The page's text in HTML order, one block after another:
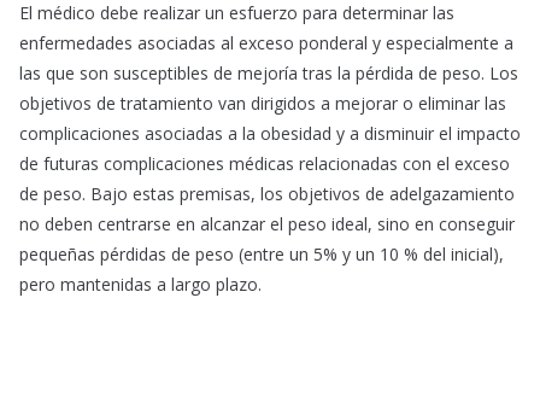
El médico debe realizar un esfuerzo para determinar las
enfermedades asociadas al exceso ponderal y especialmente a
las que son susceptibles de mejoría tras la pérdida de peso. Los
objetivos de tratamiento van dirigidos a mejorar o eliminar las
complicaciones asociadas a la obesidad y a disminuir el impacto
de futuras complicaciones médicas relacionadas con el exceso
de peso. Bajo estas premisas, los objetivos de adelgazamiento
no deben centrarse en alcanzar el peso ideal, sino en conseguir
pequeñas pérdidas de peso (entre un 5% y un 10 % del inicial),
pero mantenidas a largo plazo.